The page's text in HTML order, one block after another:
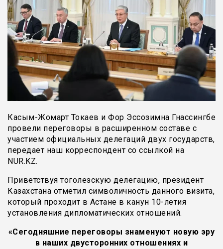
Касым-Жомарт Токаев и Фор Эссозимна Гнассингбе
провели переговоры в расширенном составе с
участием официальных делегаций двух государств,
передает наш корреспондент со ссылкой на
NUR.KZ.
Приветствуя тоголезскую делегацию, президент
Казахстана отметил символичность данного визита,
который проходит в Астане в канун 10-летия
установления дипломатических отношений.
«Сегодняшние переговоры знаменуют новую эру
в наших двусторонних отношениях и